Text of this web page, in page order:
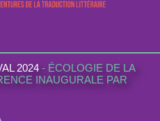
2024 - ÉCOLOGIE DE LA
INAUGURALE PAR